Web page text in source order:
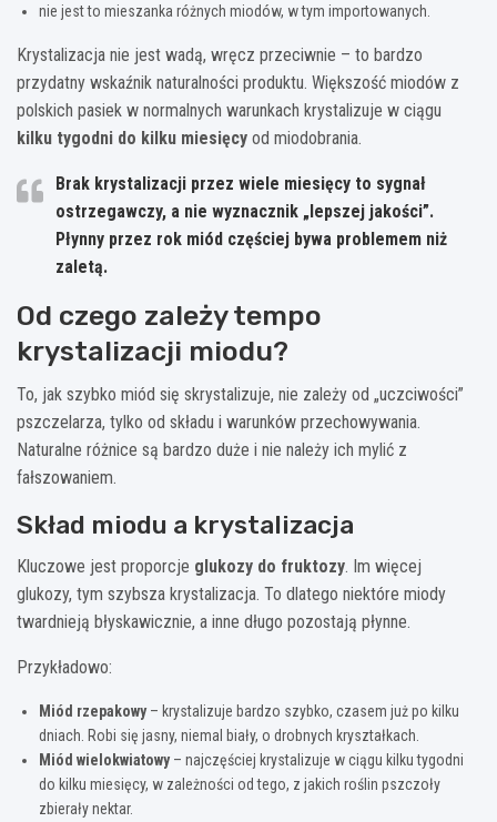
nie jest to mieszanka różnych miodów, w tym importowanych.
Krystalizacja nie jest wadą, wręcz przeciwnie – to bardzo
przydatny wskaźnik naturalności produktu. Większość miodów z
polskich pasiek w normalnych warunkach krystalizuje w ciągu
kilku tygodni do kilku miesięcy od miodobrania.
Brak krystalizacji przez wiele miesięcy to sygnał
ostrzegawczy, a nie wyznacznik „lepszej jakości”.
Płynny przez rok miód częściej bywa problemem niż
zaletą.
Od czego zależy tempo
krystalizacji miodu?
To, jak szybko miód się skrystalizuje, nie zależy od „uczciwości”
pszczelarza, tylko od składu i warunków przechowywania.
Naturalne różnice są bardzo duże i nie należy ich mylić z
fałszowaniem.
Skład miodu a krystalizacja
Kluczowe jest proporcje glukozy do fruktozy. Im więcej
glukozy, tym szybsza krystalizacja. To dlatego niektóre miody
twardnieją błyskawicznie, a inne długo pozostają płynne.
Przykładowo:
Miód rzepakowy– krystalizuje bardzo szybko, czasem już po kilku
dniach. Robi się jasny, niemal biały, o drobnych kryształkach.
Miód wielokwiatowy– najczęściej krystalizuje w ciągu kilku tygodni
do kilku miesięcy, w zależności od tego, z jakich roślin pszczoły
zbierały nektar.